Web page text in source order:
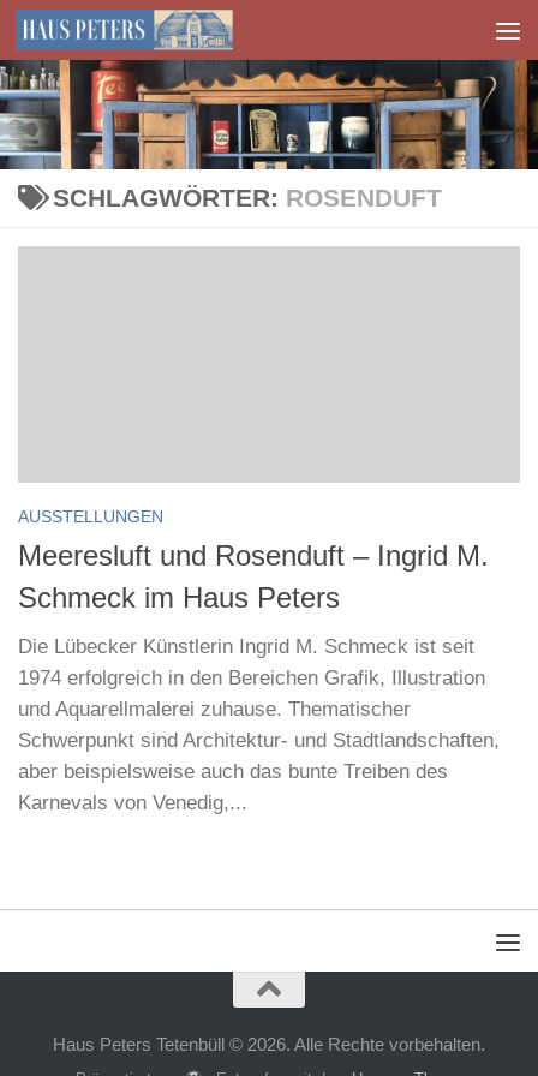
Zum Inhalt springen
SCHLAGWÖRTER: ROSENDUFT
AUSSTELLUNGEN
Meeresluft und Rosenduft – Ingrid M.
Schmeck im Haus Peters
Die Lübecker Künstlerin Ingrid M. Schmeck ist seit
1974 erfolgreich in den Bereichen Grafik, Illustration
und Aquarellmalerei zuhause. Thematischer
Schwerpunkt sind Architektur- und Stadtlandschaften,
aber beispielsweise auch das bunte Treiben des
Karnevals von Venedig,...
Haus Peters Tetenbüll © 2026. Alle Rechte vorbehalten.